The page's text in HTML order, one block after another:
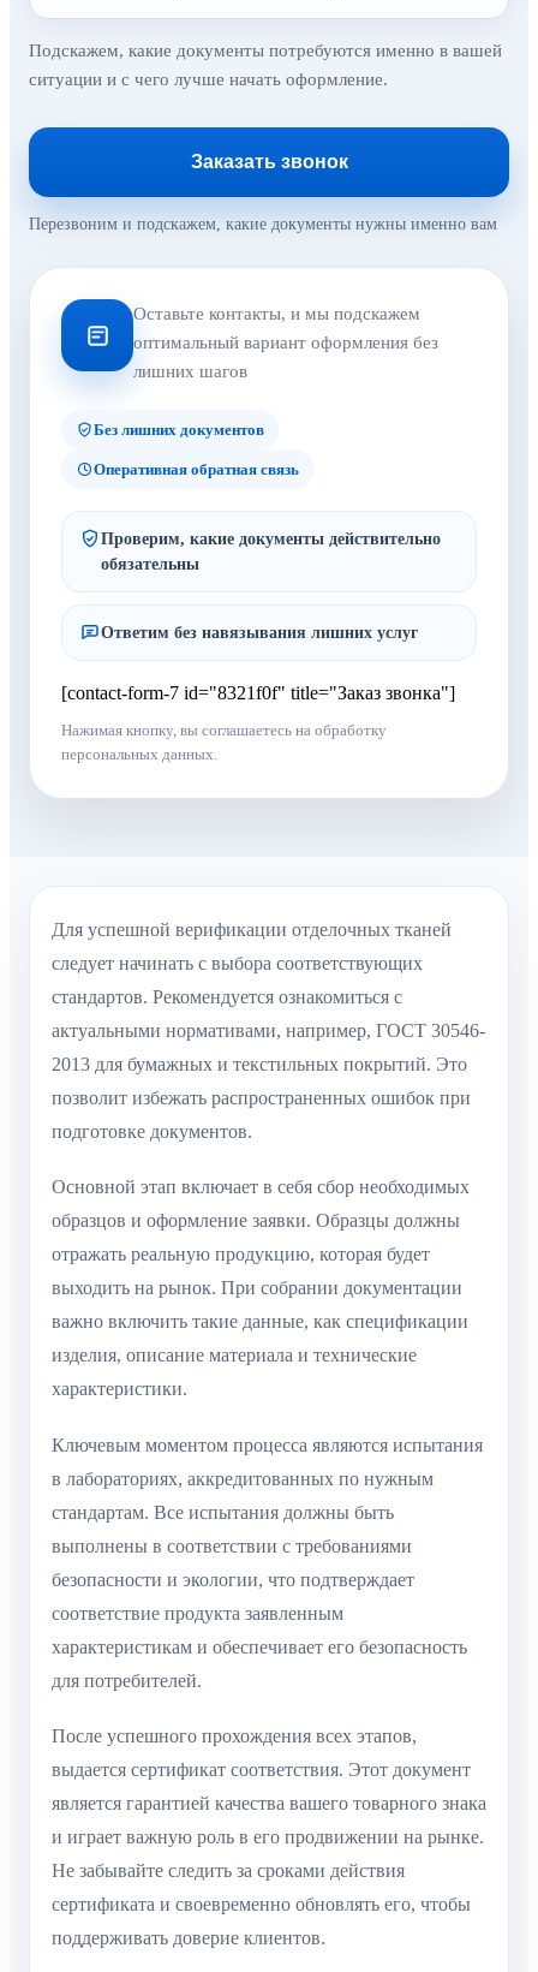
Подскажем, какие документы потребуются именно в вашей
ситуации и с чего лучше начать оформление.
Заказать звонок
Перезвоним и подскажем, какие документы нужны именно вам
Оставьте контакты, и мы подскажем
оптимальный вариант оформления без
лишних шагов
Без лишних документов
Оперативная обратная связь
Проверим, какие документы действительно
обязательны
Ответим без навязывания лишних услуг
[contact-form-7 id="8321f0f" title="Заказ звонка"]
Нажимая кнопку, вы соглашаетесь на обработку
персональных данных.
Для успешной верификации отделочных тканей
следует начинать с выбора соответствующих
стандартов. Рекомендуется ознакомитьcя с
актуальными нормативами, например, ГОСТ 30546-
2013 для бумажных и текстильных покрытий. Это
позволит избежать распространенных ошибок при
подготовке документов.
Основной этап включает в себя сбор необходимых
образцов и оформление заявки. Образцы должны
отражать реальную продукцию, которая будет
выходить на рынок. При собрании документации
важно включить такие данные, как спецификации
изделия, описание материала и технические
характеристики.
Ключевым моментом процесса являются испытания
в лабораториях, аккредитованных по нужным
стандартам. Все испытания должны быть
выполнены в соответствии с требованиями
безопасности и экологии, что подтверждает
соответствие продукта заявленным
характеристикам и обеспечивает его безопасность
для потребителей.
После успешного прохождения всех этапов,
выдается сертификат соответствия. Этот документ
является гарантией качества вашего товарного знака
и играет важную роль в его продвижении на рынке.
Не забывайте следить за сроками действия
сертификата и своевременно обновлять его, чтобы
поддерживать доверие клиентов.